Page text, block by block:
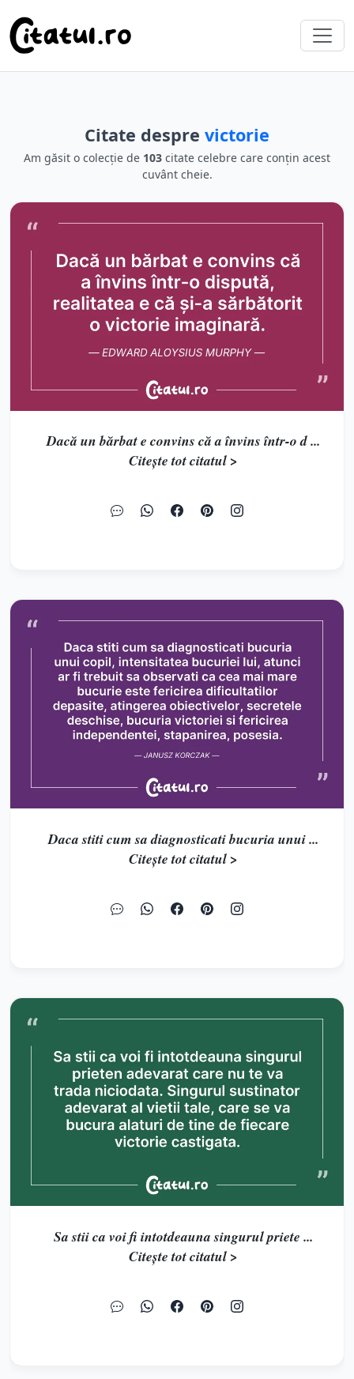
Citate despre victorie
Am găsit o colecție de 103 citate celebre care conțin acest
cuvânt cheie.
Dacă un bărbat e convins că a învins într-o d ...
Citește tot citatul >
Daca stiti cum sa diagnosticati bucuria unui ...
Citește tot citatul >
Sa stii ca voi fi intotdeauna singurul priete ...
Citește tot citatul >